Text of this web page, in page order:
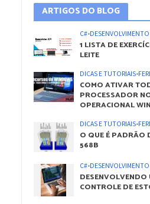
ARTIGOS DO BLOG
C#•DESENVOLVIMENTO
1 LISTA DE
LEITE
DICAS E TUTORIAIS•
COMO ATIVAR
PROCESSADOR
OPERACIONAL
DICAS E TUTORIAIS•
O QUE É PADRÃO
568B
C#•DESENVOLVIMENTO
DESENVOLVENDO
CONTROLE DE